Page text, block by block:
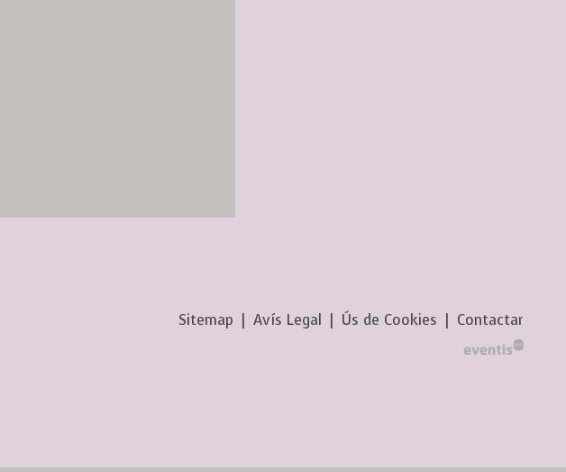
Sitemap Avís Legal Ús de Cookies Contactar